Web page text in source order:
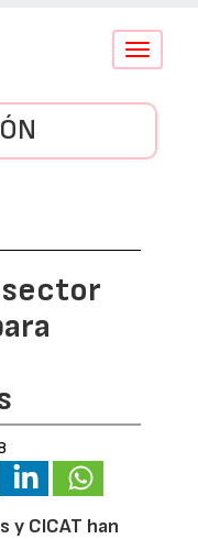
Conmutar
sector
y CICAT han